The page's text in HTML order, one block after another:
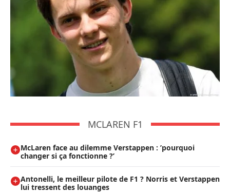
MCLAREN F1
McLaren face au dilemme Verstappen : ’pourquoi
changer si ça fonctionne ?’
Antonelli, le meilleur pilote de F1 ? Norris et Verstappen
lui tressent des louanges